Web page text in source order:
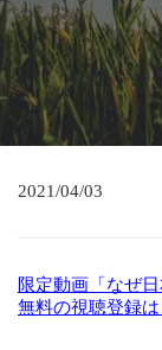
2021/04/03
限定動画「なぜ
無料の視聴登録は